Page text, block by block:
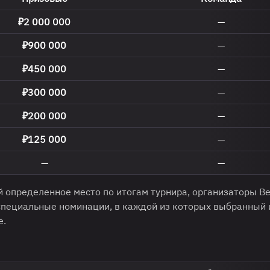
₽2 000 000
—
₽900 000
—
₽450 000
—
₽300 000
—
₽200 000
—
₽125 000
—
—
—
место по итогам турнира, организаторы
номинации, в каждой из которых выбранный